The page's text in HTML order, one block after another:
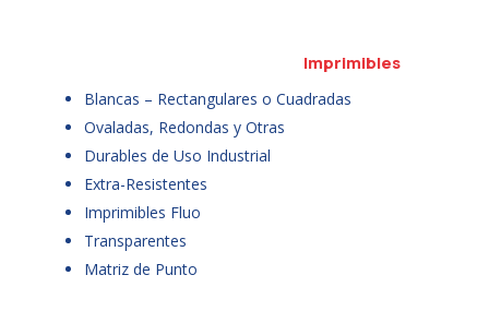
Imprimibles
Blancas – Rectangulares o Cuadradas
Ovaladas, Redondas y Otras
Durables de Uso Industrial
Extra-Resistentes
Imprimibles Fluo
Transparentes
Matriz de Punto